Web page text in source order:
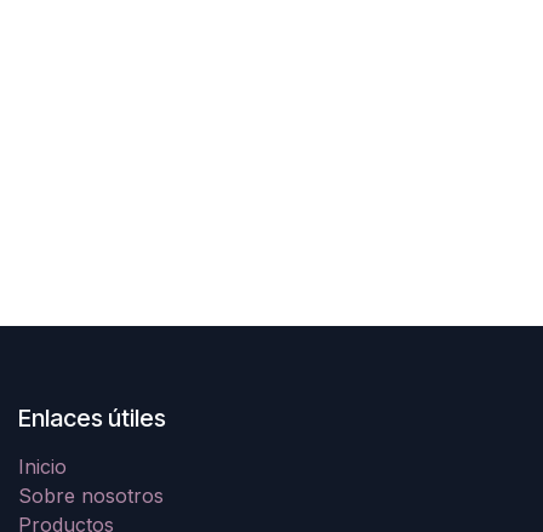
Enlaces útiles
Inicio
Sobre nosotros
Productos